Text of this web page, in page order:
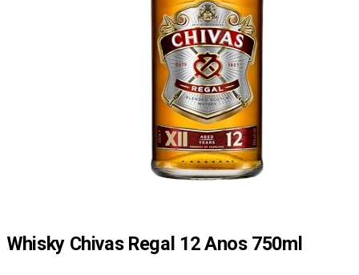
Whisky Chivas Regal 12 Anos 750ml